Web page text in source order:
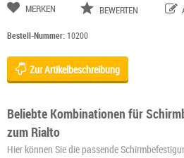
MERKEN BEWERTEN
Bestell-Nummer:10200
Zur Artikelbeschreibung
Beliebte Kombinationen für
zum Rialto
Hier können Sie die passende